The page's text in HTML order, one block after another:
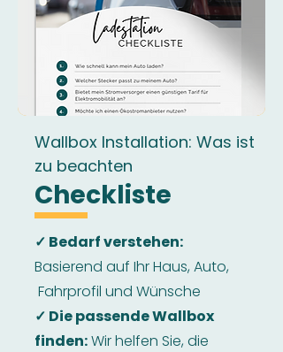
Wallbox Installation: Was ist
zu beachten
Checkliste
✓ Bedarf verstehen:
Basierend auf Ihr Haus, Auto,
Fahrprofil und Wünsche
✓ Die passende Wallbox
finden:Wir helfen Sie, die